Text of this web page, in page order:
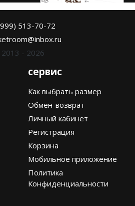
513-70-72
2013 - 2026
сервис
Как выбрать размер
Обмен-возврат
Личный кабинет
Регистрация
Корзина
Мобильное приложение
Политика
Конфиденциальности